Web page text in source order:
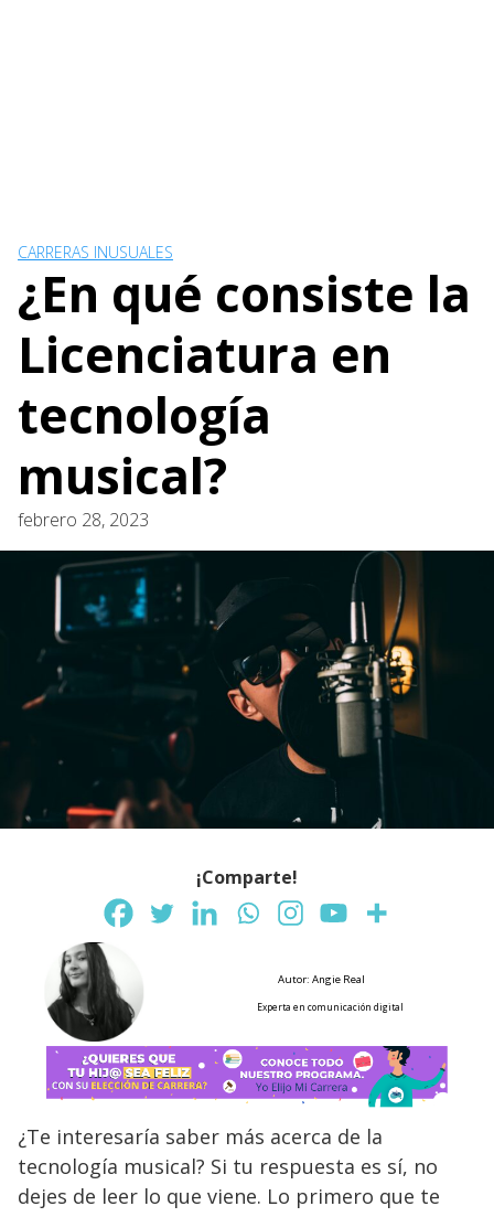
CARRERAS INUSUALES
¿En qué consiste la
Licenciatura en
tecnología
musical?
febrero 28, 2023
¡Comparte!
Autor: Angie Real
Experta en comunicación digital
¿Te interesaría saber más acerca de la
tecnología musical? Si tu respuesta es sí, no
dejes de leer lo que viene. Lo primero que te